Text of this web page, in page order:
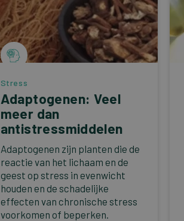
Stress
Adaptogenen: Veel
meer dan
antistressmiddelen
Adaptogenen zijn planten die de
reactie van het lichaam en de
geest op stress in evenwicht
houden en de schadelijke
effecten van chronische stress
voorkomen of beperken.